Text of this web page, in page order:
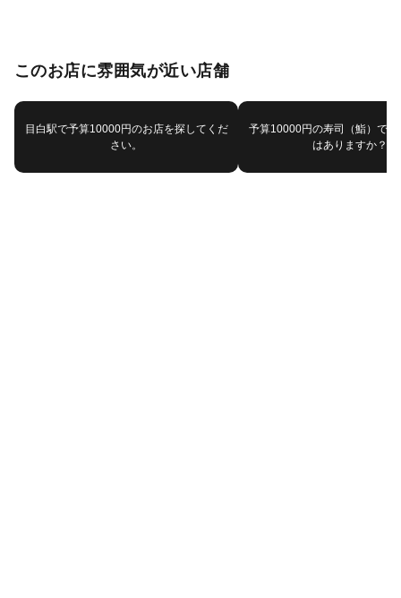
このお店に雰囲気が近い店舗
目白駅で予算10000円のお店を探してくだ
さい。
予算10000円の寿司（鮨）で他
はありますか？